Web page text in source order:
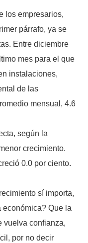
los empresarios,
párrafo, ya se
Entre diciembre
mes para el que
instalaciones,
de las
mensual, 4.6
según la
crecimiento.
0.0 por ciento.
sí importa,
económica? Que la
vuelva confianza,
por no decir